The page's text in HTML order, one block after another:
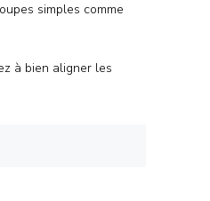
simples comme
à bien aligner les